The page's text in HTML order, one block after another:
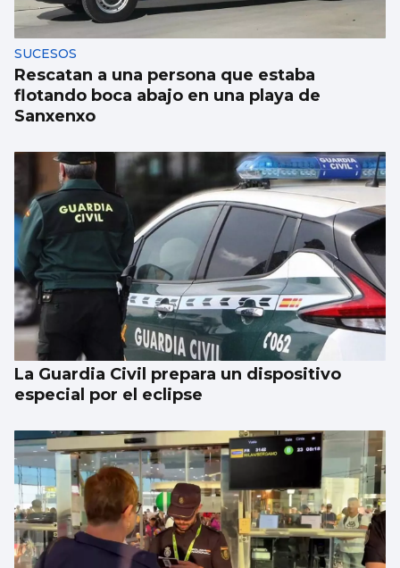
SUCESOS
Rescatan a una persona que estaba
flotando boca abajo en una playa de
Sanxenxo
La Guardia Civil prepara un dispositivo
especial por el eclipse